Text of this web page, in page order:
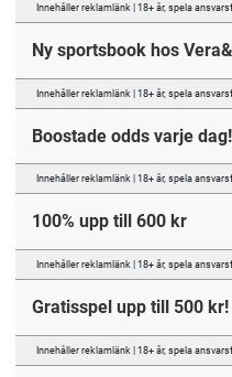
Innehåller reklamlänk | 18+ år, spela
Ny sportsbook hos
Innehåller reklamlänk | 18+ år, spela
Boostade odds varje dag!
Innehåller reklamlänk | 18+ år, spela
100% upp till 600 kr
Innehåller reklamlänk | 18+ år, spela
Gratisspel upp till 500 kr!
Innehåller reklamlänk | 18+ år, spela